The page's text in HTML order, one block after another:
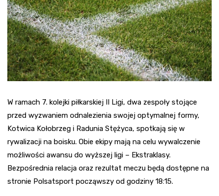
W ramach 7. kolejki piłkarskiej II Ligi, dwa zespoły stojące
przed wyzwaniem odnalezienia swojej optymalnej formy,
Kotwica Kołobrzeg i Radunia Stężyca, spotkają się w
rywalizacji na boisku. Obie ekipy mają na celu wywalczenie
możliwości awansu do wyższej ligi – Ekstraklasy.
Bezpośrednia relacja oraz rezultat meczu będą dostępne na
stronie Polsatsport począwszy od godziny 18:15.